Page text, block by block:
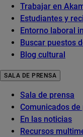
Trabajar en
Estudiantes y
Entorno laboral
Buscar puestos
Blog cultural
SALA DE PRENSA
Sala de prensa
Comunicados de
En las noticias
Recursos